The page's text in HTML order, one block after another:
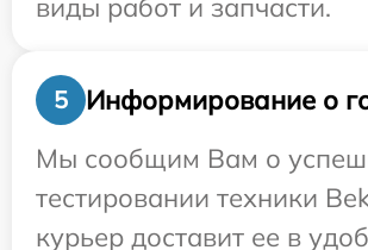
виды работ и запчасти.
5
Информирование о
Мы сообщим Вам о
тестировании техники
курьер доставит ее в